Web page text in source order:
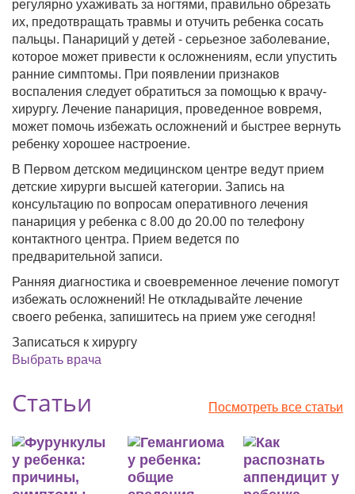
регулярно ухаживать за ногтями, правильно обрезать
их, предотвращать травмы и отучить ребенка сосать
пальцы. Панариций у детей - серьезное заболевание,
которое может привести к осложнениям, если упустить
ранние симптомы. При появлении признаков
воспаления следует обратиться за помощью к врачу-
хирургу. Лечение панариция, проведенное вовремя,
может помочь избежать осложнений и быстрее вернуть
ребенку хорошее настроение.
В Первом детском медицинском центре ведут прием
детские хирурги высшей категории. Запись на
консультацию по вопросам оперативного лечения
панариция у ребенка с 8.00 до 20.00 по телефону
контактного центра. Прием ведется по
предварительной записи.
Ранняя диагностика и своевременное лечение помогут
избежать осложнений! Не откладывайте лечение
своего ребенка, запишитесь на прием уже сегодня!
Записаться к хирургу
Выбрать врача
Статьи Посмотреть все статьи